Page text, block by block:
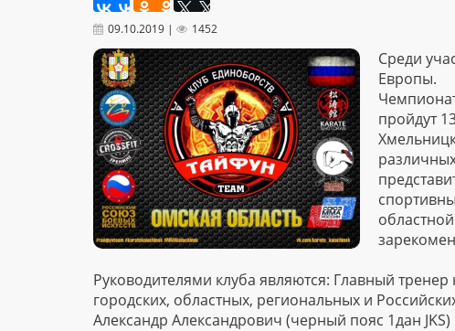
09.10.2019 | 1452
Среди
Европы.
пройдут
Руководителями клуба являются: Главный
городских, областных, региональных и
Александр Александрович (черный пояс 1дан